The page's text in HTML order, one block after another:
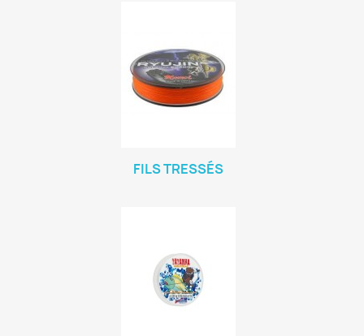
FILS TRESSÉS